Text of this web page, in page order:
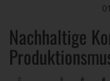
01
Nachhaltige